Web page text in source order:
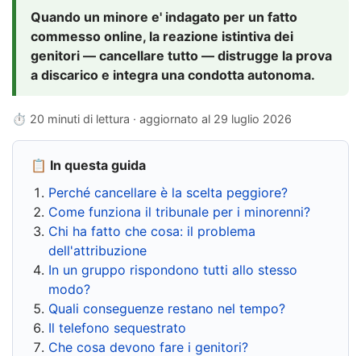
Quando un minore e' indagato per un fatto
commesso online, la reazione istintiva dei
genitori — cancellare tutto — distrugge la prova
a discarico e integra una condotta autonoma.
⏱ 20 minuti di lettura · aggiornato al 29 luglio 2026
📋 In questa guida
Perché cancellare è la scelta peggiore?
Come funziona il tribunale per i minorenni?
Chi ha fatto che cosa: il problema
dell'attribuzione
In un gruppo rispondono tutti allo stesso
modo?
Quali conseguenze restano nel tempo?
Il telefono sequestrato
Che cosa devono fare i genitori?